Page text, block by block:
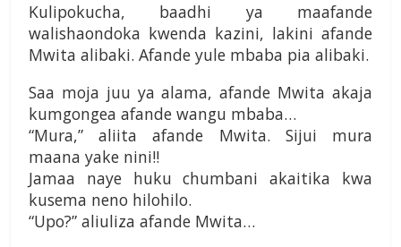
Kulipokucha, baadhi ya maafande
walishaondoka kwenda kazini, lakini afande
Mwita alibaki. Afande yule mbaba pia alibaki.
Saa moja juu ya alama, afande Mwita akaja
kumgongea afande wangu mbaba…
“Mura,” aliita afande Mwita. Sijui mura
maana yake nini!!
Jamaa naye huku chumbani akaitika kwa
kusema neno hilohilo.
“Upo?” aliuliza afande Mwita…